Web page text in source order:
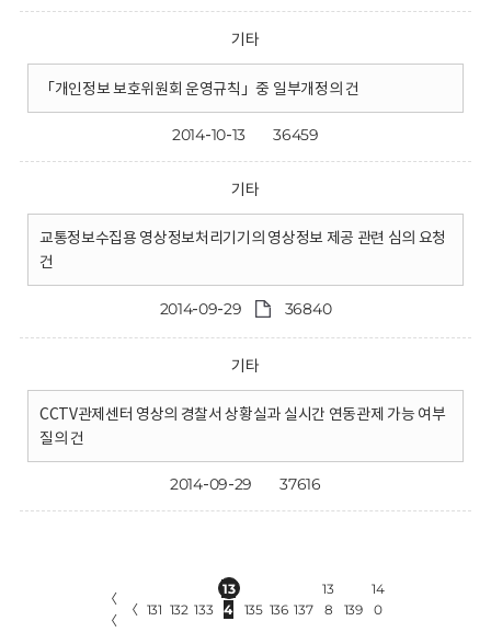
기타
「개인정보 보호위원회 운영규칙」중 일부개정의 건
2014-10-13 36459
기타
교통정보수집용 영상정보처리기기의 영상정보 제공 관련 심의 요청
건
2014-09-29 36840
기타
CCTV관제센터 영상의 경찰서 상황실과 실시간 연동관제 가능 여부
질의 건
2014-09-29 37616
〈
〈
〈 131 132 133
13
4
135 136 137
13
8
139
14
0